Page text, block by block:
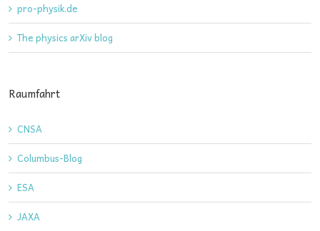
pro-physik.de
The physics arXiv blog
Raumfahrt
CNSA
Columbus-Blog
ESA
JAXA